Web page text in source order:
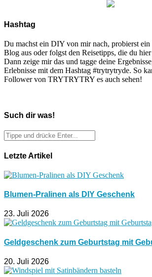
Hashtag
Du machst ein DIY von mir nach, probierst ein
Blog aus oder folgst den Reisetipps, die du
Dann zeige mir das und tagge deine
Erlebnisse mit dem Hashtag #trytrytryde. So
Follower von TRYTRYTRY es auch sehen!
Such dir was!
Letzte Artikel
Blumen-Pralinen als DIY Geschenk
23. Juli 2026
Geldgeschenk zum Geburtstag mit
20. Juli 2026